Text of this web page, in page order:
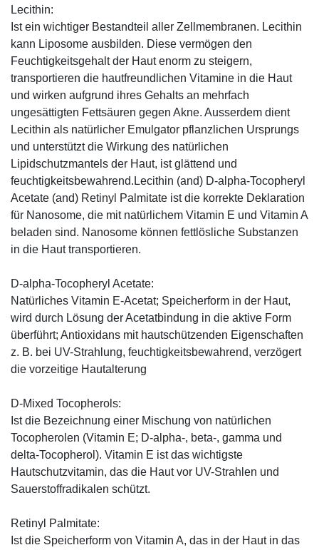
Lecithin:
Ist ein wichtiger Bestandteil aller Zellmembranen. Lecithin
kann Liposome ausbilden. Diese vermögen den
Feuchtigkeitsgehalt der Haut enorm zu steigern,
transportieren die hautfreundlichen Vitamine in die Haut
und wirken aufgrund ihres Gehalts an mehrfach
ungesättigten Fettsäuren gegen Akne. Ausserdem dient
Lecithin als natürlicher Emulgator pflanzlichen Ursprungs
und unterstützt die Wirkung des natürlichen
Lipidschutzmantels der Haut, ist glättend und
feuchtigkeitsbewahrend.Lecithin (and) D-alpha-Tocopheryl
Acetate (and) Retinyl Palmitate ist die korrekte Deklaration
für Nanosome, die mit natürlichem Vitamin E und Vitamin A
beladen sind. Nanosome können fettlösliche Substanzen
in die Haut transportieren.
D-alpha-Tocopheryl Acetate:
Natürliches Vitamin E-Acetat; Speicherform in der Haut,
wird durch Lösung der Acetatbindung in die aktive Form
überführt; Antioxidans mit hautschützenden Eigenschaften
z. B. bei UV-Strahlung, feuchtigkeitsbewahrend, verzögert
die vorzeitige Hautalterung
D-Mixed Tocopherols:
Ist die Bezeichnung einer Mischung von natürlichen
Tocopherolen (Vitamin E; D-alpha-, beta-, gamma und
delta-Tocopherol). Vitamin E ist das wichtigste
Hautschutzvitamin, das die Haut vor UV-Strahlen und
Sauerstoffradikalen schützt.
Retinyl Palmitate:
Ist die Speicherform von Vitamin A, das in der Haut in das